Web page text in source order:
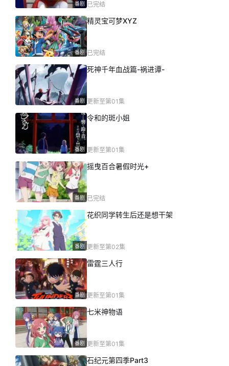
番剧 已完结
番剧
精灵宝可梦XYZ
已完结
番剧
死神千年血战篇-祸进谭-
更新至第01集
番剧
令和的斑小姐
更新至第01集
番剧
摇曳百合暑假时光+
已完结
番剧
花织同学转生后还是想干架
更新至第02集
番剧
雷霆三人行
更新至第01集
番剧
七米神物语
更新至第01集
石纪元第四季Part3